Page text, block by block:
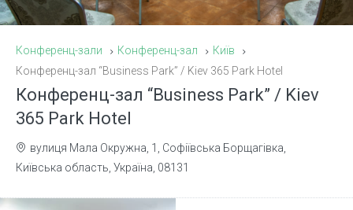
Конференц-зали Конференц-зал
Київ
Конференц-зал “Business Park” / Kiev 365 Park Hotel
Конференц-зал “Business Park” / Kiev
365 Park Hotel
вулиця Мала Окружна, 1, Софіївська Борщагівка,
Київська область, Україна, 08131